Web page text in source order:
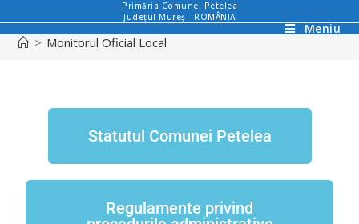
Primăria Comunei Petelea
Județul Mureș - ROMÂNIA
Meniu
> Monitorul Oficial Local
Statutul Comunei Petelea
Regulamente privind